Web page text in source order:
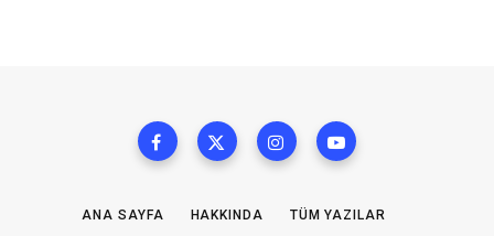
ANA SAYFA HAKKINDA TÜM YAZILAR